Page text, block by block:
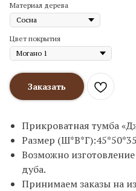
Материал дерева
Цвет покрытия
Заказать
Прикроватная тумба
Размер (Ш*В*Г):45*50*35
Возможно
дуба.
Принимаем заказы на